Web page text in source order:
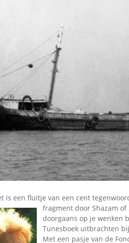
is een fluitje van een cent
fragment door Shazam
doorgaans op je wenken
Tunesboek uitbrachten
Met een pasje van de